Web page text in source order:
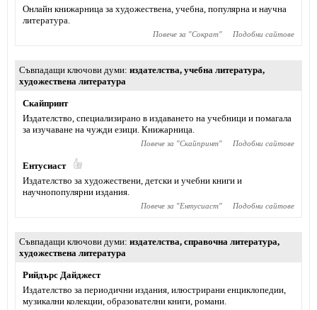
Онлайн книжарница за художествена, учебна, популярна и научна
литература.
Повече за "Сократ" Подобни сайтове
Съвпадащи ключови думи издателства, учебна литература,
художествена литература
Скайпринт
Издателство, специализирано в издаването на учебници и помагала
за изучаване на чужди езици. Книжарница.
Повече за "Скайпринт" Подобни сайтове
Ентусиаст
Издателство за художествени, детски и учебни книги и
научнопопулярни издания.
Повече за "Ентусиаст" Подобни сайтове
Съвпадащи ключови думи издателства, справочна литература,
художествена литература
Рийдърс Дайджест
Издателство за периодични издания, илюстрирани енциклопедии,
музикални колекции, образователни книги, романи.